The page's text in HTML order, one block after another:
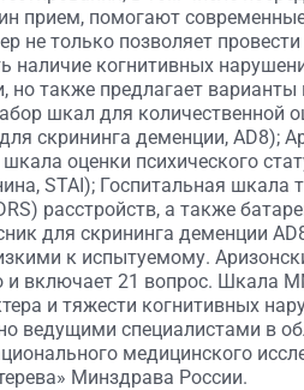
прием, помогают
не только позволяет
наличие когнитивных
также предлагает варианты
шкал для количественной
скрининга деменции, AD8);
оценки психического
STAI); Госпитальная шкала
расстройств, а также
для скрининга деменции
к испытуемому.
и включает 21 вопрос. Шкала
и тяжести когнитивных
ведущими специалистами в
медицинского
Минздрава России.